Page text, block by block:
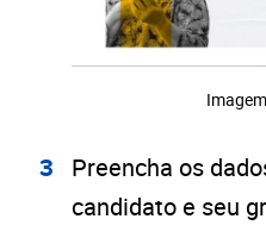
Preencha os
candidato e seu